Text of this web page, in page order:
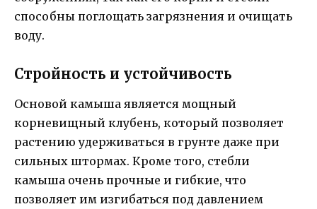
способны поглощать загрязнения и очищать
воду.
Стройность и устойчивость
Основой камыша является мощный
корневищный клубень, который позволяет
растению удерживаться в грунте даже при
сильных штормах. Кроме того, стебли
камыша очень прочные и гибкие, что
позволяет им изгибаться под давлением